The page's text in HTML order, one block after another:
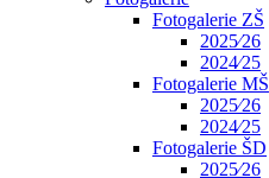
Fotogalerie ZŠ
2025⁄26
2024⁄25
Fotogalerie MŠ
2025⁄26
2024⁄25
Fotogalerie ŠD
2025⁄26